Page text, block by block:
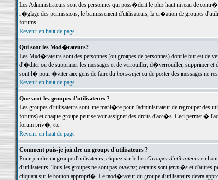
Les Administrateurs sont des personnes qui poss�dent le plus haut niveau de
r�glage des permissions, le bannissement d'utilisateurs, la cr�ation de groupes
forums.
Revenir en haut de page
Qui sont les Mod�rateurs?
Les Mod�rateurs sont des personnes (ou groupes de personnes) dont le but est de
d'�diter ou de supprimer les messages et de verrouiller, d�verrouiller, supprimer
sont l� pour �viter aux gens de faire du hors-sujetou de poster des messages ne
Revenir en haut de page
Que sont les groupes d'utilisateurs ?
Les groupes d'utilisateurs sont une mani�re pour l'administrateur de regrouper des
forums) et chaque groupe peut se voir assigner des droits d'acc�s. Ceci permet
forum priv�, etc.
Revenir en haut de page
Comment puis-je joindre un groupe d'utilisateurs ?
Pour joindre un groupe d'utilisateurs, cliquez sur le lien Groupes d'utilisateursen haut
d'utilisateurs. Tous les groupes ne sont pas ouverts; certains sontferm�set d'autres
cliquant sur le bouton appropri�. Le mod�rateur du groupe d'utilisateurs devra